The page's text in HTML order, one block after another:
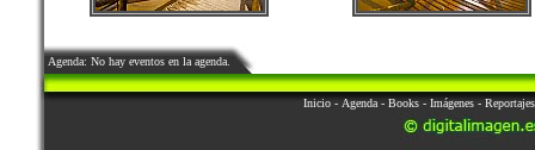
Agenda: No hay eventos en la agenda.
Inicio - Agenda - Books - Imágenes - Reportajes